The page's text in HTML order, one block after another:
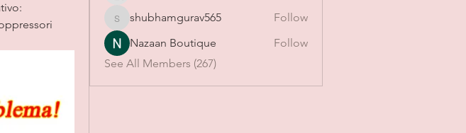
shubhamgurav565
shubhamgurav565
Follow
Nazaan Boutique
Follow
See All Members (267)